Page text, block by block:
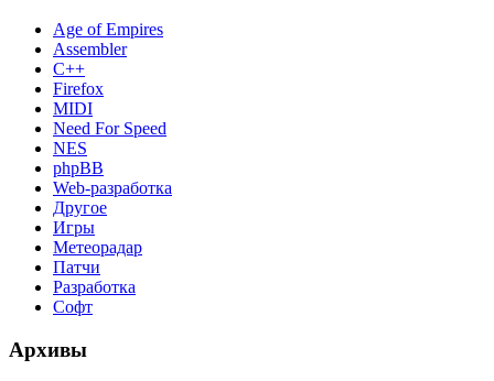
Age of Empires
Assembler
C++
Firefox
MIDI
Need For Speed
NES
phpBB
Web-разработка
Другое
Игры
Метеорадар
Патчи
Разработка
Софт
Архивы